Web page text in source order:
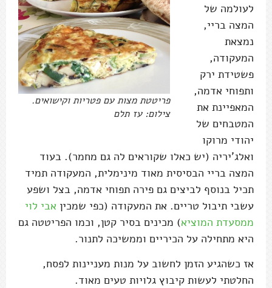
פריטטת מצות עם פטריות וקישואים.
צילום: עז תלם
לעולמה של
המצה בריי,
נמצאת
המעקודה,
פשטידת ירק
ותפוחי אדמה,
המאפיינת את
המטבחים של
יהודי מרוקו
ואלג'יריה (יש כאלו שקוראים לה גם מחמר). בעוד
המצה בריי הבסיסית מאוד מינימלית, המעקודה תמיד
תכיל בנוסף לביצים גם פירה תפוחי אדמה, בצל ושפע
עשבי תיבול טריים. את המעקודה (כפי שמכין אבי לוי
ממסעדת המוציא) מכינים בסיר קטן, וכמו הפריטטה גם
היא מתחילה על הכיריים וממשיכה לתנור.
אז כשהגיע הזמן לחשוב על מנות מעניינות לפסח,
החלטתי לעשות קיבוץ גלויות טעים מאוד.